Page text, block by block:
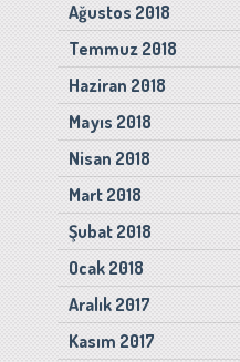
Ağustos 2018
Temmuz 2018
Haziran 2018
Mayıs 2018
Nisan 2018
Mart 2018
Şubat 2018
Ocak 2018
Aralık 2017
Kasım 2017